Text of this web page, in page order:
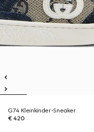
G74 Kleinkinder-Sneaker
€ 420